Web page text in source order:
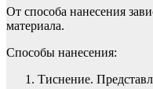
От способа нанесения
материала.
Способы нанесения:
Тиснение.